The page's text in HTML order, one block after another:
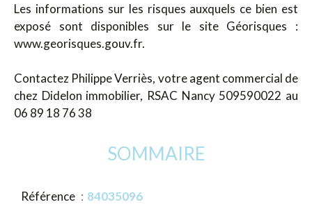
Les informations sur les risques auxquels ce bien est
exposé sont disponibles sur le site Géorisques :
www.georisques.gouv.fr.
Contactez Philippe Verriès, votre agent commercial de
chez Didelon immobilier, RSAC Nancy 509590022 au
06 89 18 76 38
SOMMAIRE
Référence 84035096